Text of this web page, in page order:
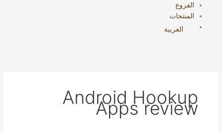
الفروع
المنتجات
العربية
Android Hookup
Apps review